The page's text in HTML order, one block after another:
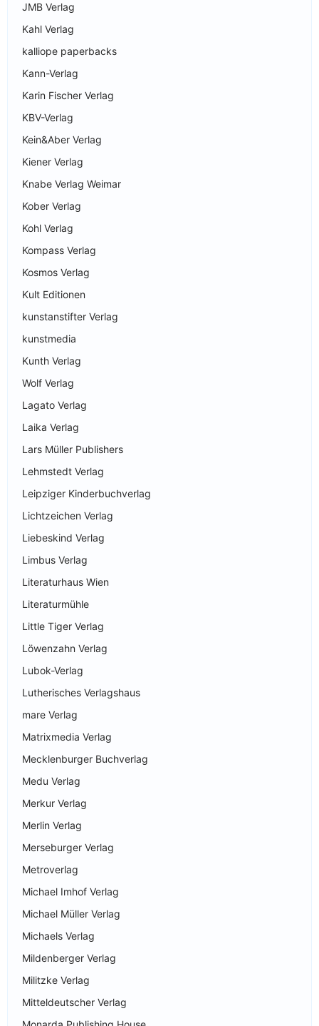
JMB Verlag
Kahl Verlag
kalliope paperbacks
Kann-Verlag
Karin Fischer Verlag
KBV-Verlag
Kein&Aber Verlag
Kiener Verlag
Knabe Verlag Weimar
Kober Verlag
Kohl Verlag
Kompass Verlag
Kosmos Verlag
Kult Editionen
kunstanstifter Verlag
kunstmedia
Kunth Verlag
Wolf Verlag
Lagato Verlag
Laika Verlag
Lars Müller Publishers
Lehmstedt Verlag
Leipziger Kinderbuchverlag
Lichtzeichen Verlag
Liebeskind Verlag
Limbus Verlag
Literaturhaus Wien
Literaturmühle
Little Tiger Verlag
Löwenzahn Verlag
Lubok-Verlag
Lutherisches Verlagshaus
mare Verlag
Matrixmedia Verlag
Mecklenburger Buchverlag
Medu Verlag
Merkur Verlag
Merlin Verlag
Merseburger Verlag
Metroverlag
Michael Imhof Verlag
Michael Müller Verlag
Michaels Verlag
Mildenberger Verlag
Militzke Verlag
Mitteldeutscher Verlag